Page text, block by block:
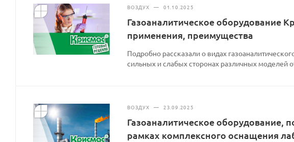
ВОЗДУХ — 01.10.2025
Газоаналитическое оборудование
применения, преимущества
Подробно рассказали о видах
сильных и слабых сторонах различных моделей
ВОЗДУХ — 23.09.2025
Газоаналитическое оборудование,
рамках комплексного оснащения